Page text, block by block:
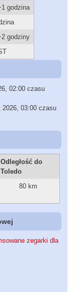
godzina
godziny
02:00 czasu
03:00 czasu
Odległość do
Toledo
80 km
zegarki dla